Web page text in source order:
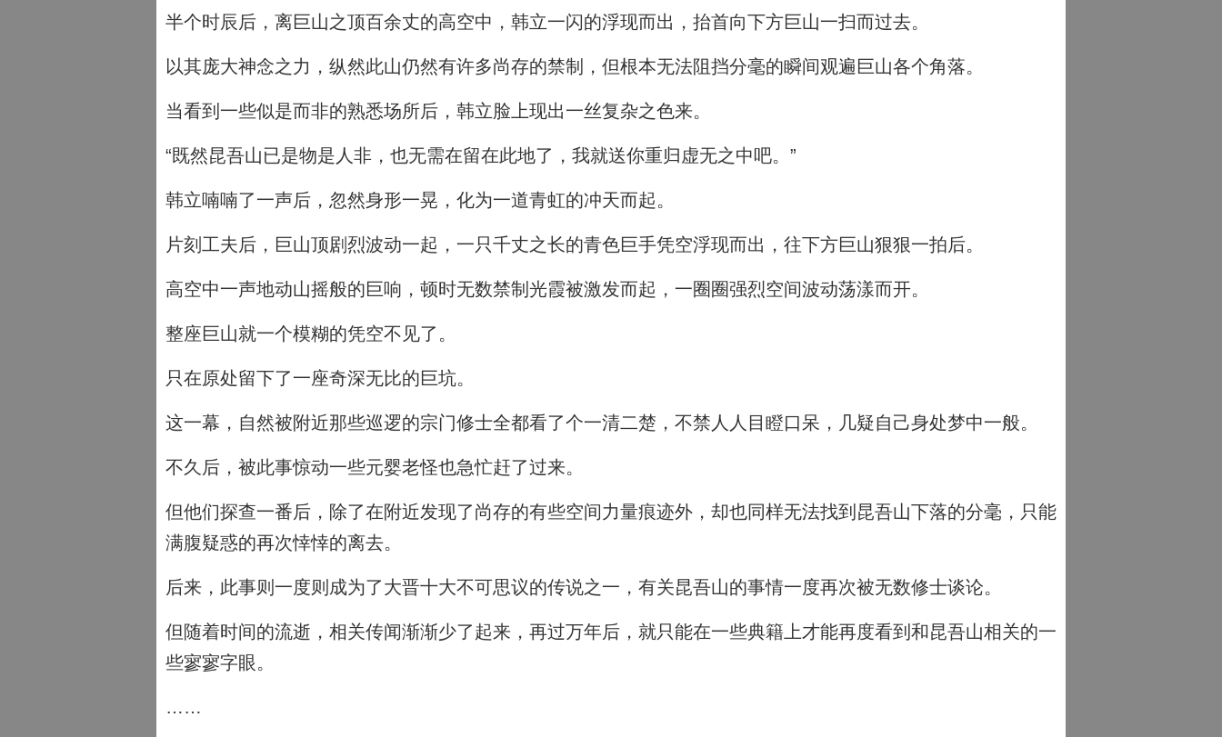
半个时辰后，离巨山之顶百余丈的高空中，韩立一闪的浮现而出，抬首向下方巨山一扫而过去。
以其庞大神念之力，纵然此山仍然有许多尚存的禁制，但根本无法阻挡分毫的瞬间观遍巨山各个角落。
当看到一些似是而非的熟悉场所后，韩立脸上现出一丝复杂之色来。
“既然昆吾山已是物是人非，也无需在留在此地了，我就送你重归虚无之中吧。”
韩立喃喃了一声后，忽然身形一晃，化为一道青虹的冲天而起。
片刻工夫后，巨山顶剧烈波动一起，一只千丈之长的青色巨手凭空浮现而出，往下方巨山狠狠一拍后。
高空中一声地动山摇般的巨响，顿时无数禁制光霞被激发而起，一圈圈强烈空间波动荡漾而开。
整座巨山就一个模糊的凭空不见了。
只在原处留下了一座奇深无比的巨坑。
这一幕，自然被附近那些巡逻的宗门修士全都看了个一清二楚，不禁人人目瞪口呆，几疑自己身处梦中一般。
不久后，被此事惊动一些元婴老怪也急忙赶了过来。
但他们探查一番后，除了在附近发现了尚存的有些空间力量痕迹外，却也同样无法找到昆吾山下落的分毫，只能
满腹疑惑的再次悻悻的离去。
后来，此事则一度则成为了大晋十大不可思议的传说之一，有关昆吾山的事情一度再次被无数修士谈论。
但随着时间的流逝，相关传闻渐渐少了起来，再过万年后，就只能在一些典籍上才能再度看到和昆吾山相关的一
些寥寥字眼。
……